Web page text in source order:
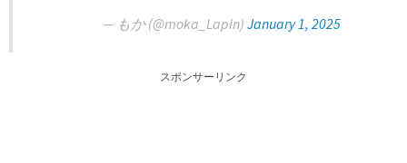
— もか (@moka_Lapin) January 1, 2025
スポンサーリンク